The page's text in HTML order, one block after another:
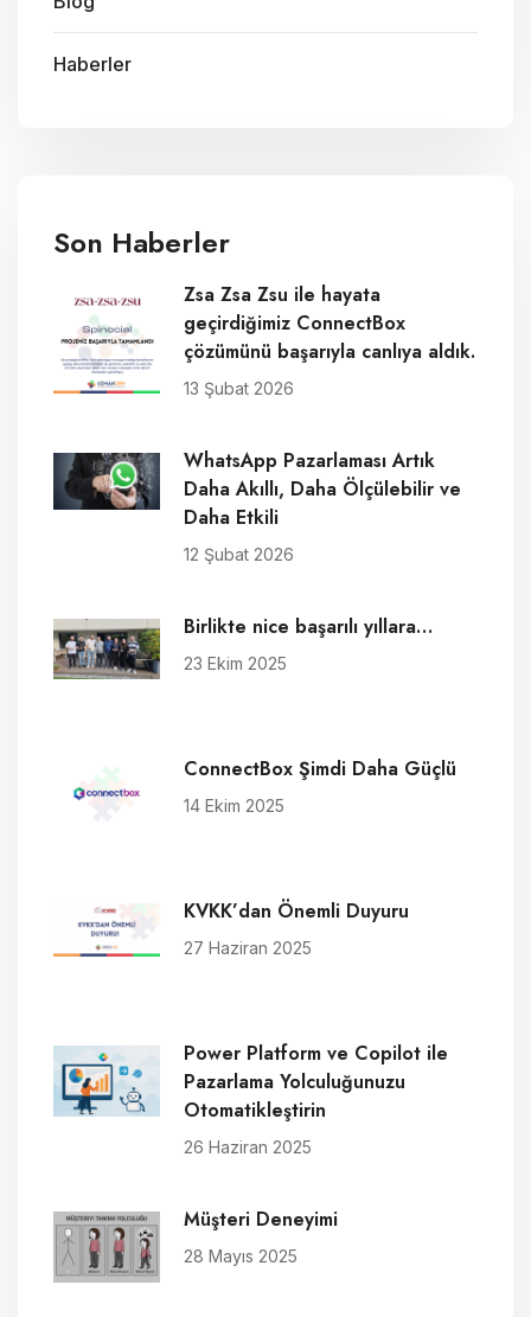
Haberler
Son Haberler
Zsa Zsa Zsu ile hayata
geçirdiğimiz ConnectBox
çözümünü başarıyla canlıya aldık.
13 Şubat 2026
WhatsApp Pazarlaması Artık
Daha Akıllı, Daha Ölçülebilir ve
Daha Etkili
12 Şubat 2026
Birlikte nice başarılı yıllara…
23 Ekim 2025
ConnectBox Şimdi Daha Güçlü
14 Ekim 2025
KVKK’dan Önemli Duyuru
27 Haziran 2025
Power Platform ve Copilot ile
Pazarlama Yolculuğunuzu
Otomatikleştirin
26 Haziran 2025
Müşteri Deneyimi
28 Mayıs 2025